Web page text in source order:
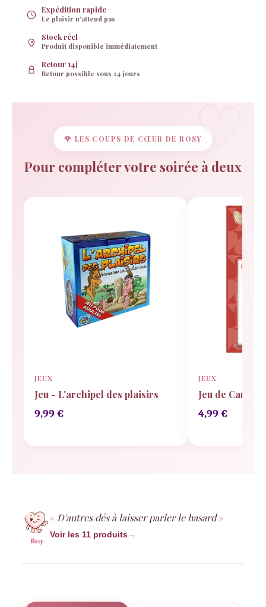
Expédition rapide
Le plaisir n'attend pas
Stock réel
Produit disponible immédiatement
Retour 14j
Retour possible sous 14 jours
🌹 LES COUPS DE CŒUR DE ROSY
Pour compléter votre soirée à deux
JEUX
Jeu - L'archipel des plaisirs
9,99€
JEUX
Jeu de Cartes
4,99€
Rosy
D'autres dés à laisser parler le hasard
Voir les 11 produits →